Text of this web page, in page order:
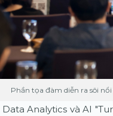
Phần tọa đàm diễn ra sôi
Data Analytics và AI